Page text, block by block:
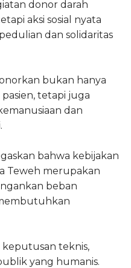
donor darah
aksi sosial nyata
dan solidaritas
bukan hanya
tetapi juga
dan
bahwa kebijakan
Teweh merupakan
beban
keputusan teknis,
yang humanis.